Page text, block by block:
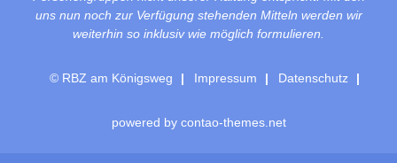
uns nun noch zur Verfügung stehenden Mitteln werden wir
weiterhin so inklusiv wie möglich formulieren.
© RBZ am Königsweg Impressum Datenschutz
powered by contao-themes.net